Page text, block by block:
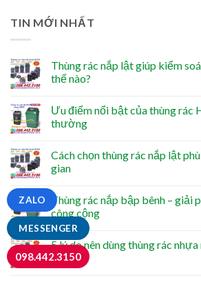
TIN MỚI NHẤT
Thùng rác nắp lật giúp kiểm
thế nào?
Ưu điểm nổi bật của thùng rác
thường
Cách chọn thùng rác nắp lật
gian
Thùng rác nắp bập bênh – giải
công cộng
5 lý do nên dùng thùng rác nhựa
MESSENGER
ZALO
098.442.3150